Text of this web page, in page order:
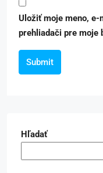
Uložiť moje meno,
prehliadači pre moje
Submit
Hľadať